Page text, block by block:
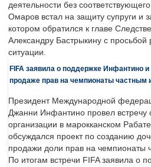
деятельности без
Омаров встал на защиту супруги и
котором обратился к главе
Александру Бастрыкину с просьбой
ситуации.
FIFA заявила о поддержке Инфантино и
продаже прав на чемпионаты частным
Президент Международной
Джанни Инфантино провел встречу
организации в марокканском
обсуждался проект по созданию
продажи доли прав на чемпионаты
По итогам встречи FIFA заявила о